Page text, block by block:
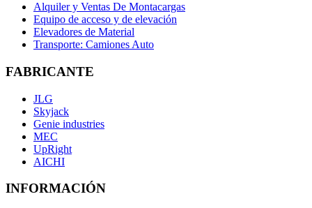
Alquiler y Ventas De Montacargas
Equipo de acceso y de elevación
Elevadores de Material
Transporte: Camiones Auto
FABRICANTE
JLG
Skyjack
Genie industries
MEC
UpRight
AICHI
INFORMACIÓN